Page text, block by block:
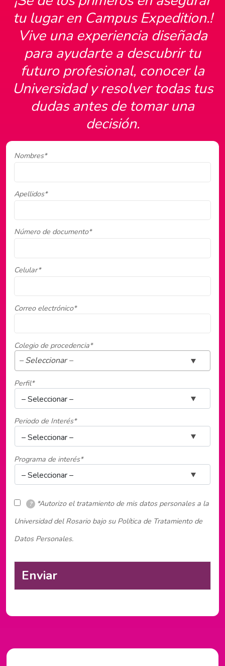
tu lugar en Campus Expedition.!
Vive una experiencia diseñada
para ayudarte a descubrir tu
futuro profesional, conocer la
Universidad y resolver todas tus
dudas antes de tomar una
decisión.
Nombres*
Apellidos*
Número de documento*
Celular*
Correo electrónico*
Colegio de procedencia*
– Seleccionar –
Perfil*
Periodo de Interés*
Programa de interés*
?
*Autorizo el tratamiento de mis datos personales a la
Universidad del Rosario bajo su Política de Tratamiento de
Datos Personales.